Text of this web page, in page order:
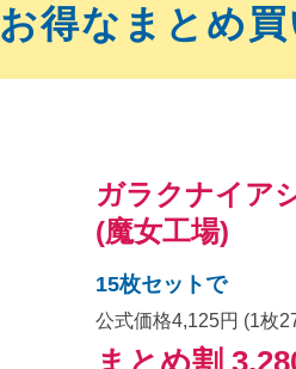
お得なまとめ
ガラクナイア
(魔女工場)
15枚セットで
公式価格4,125円 (1枚
まとめ割